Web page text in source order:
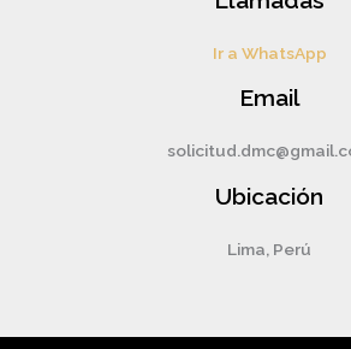
Ir a WhatsApp
Email
Ubicación
Lima, Perú